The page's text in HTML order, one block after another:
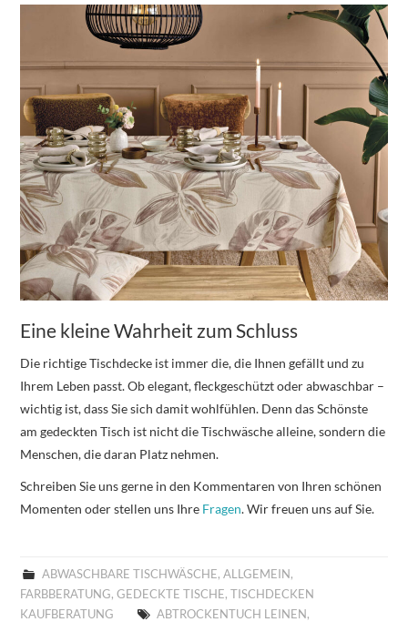
Eine kleine Wahrheit zum Schluss
Die richtige Tischdecke ist immer die, die Ihnen gefällt und zu
Ihrem Leben passt. Ob elegant, fleckgeschützt oder abwaschbar –
wichtig ist, dass Sie sich damit wohlfühlen. Denn das Schönste
am gedeckten Tisch ist nicht die Tischwäsche alleine, sondern die
Menschen, die daran Platz nehmen.
Schreiben Sie uns gerne in den Kommentaren von Ihren schönen
Momenten oder stellen uns Ihre Fragen. Wir freuen uns auf Sie.
ABWASCHBARE TISCHWÄSCHE, ALLGEMEIN,
FARBBERATUNG,GEDECKTE TISCHE,TISCHDECKEN
KAUFBERATUNG
ABTROCKENTUCH LEINEN,